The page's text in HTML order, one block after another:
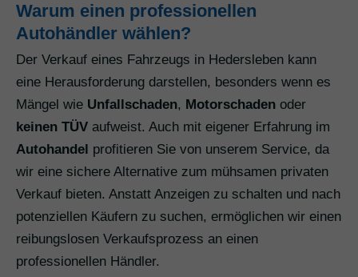
Warum einen professionellen
Autohändler wählen?
Der Verkauf eines Fahrzeugs in Hedersleben kann
eine Herausforderung darstellen, besonders wenn es
Mängel wie Unfallschaden, Motorschaden oder
keinen TÜV aufweist. Auch mit eigener Erfahrung im
Autohandel profitieren Sie von unserem Service, da
wir eine sichere Alternative zum mühsamen privaten
Verkauf bieten. Anstatt Anzeigen zu schalten und nach
potenziellen Käufern zu suchen, ermöglichen wir einen
reibungslosen Verkaufsprozess an einen
professionellen Händler.